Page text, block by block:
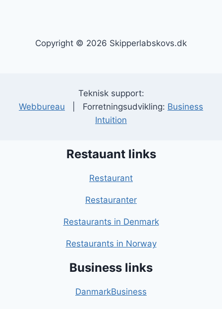
Copyright © 2026 Skipperlabskovs.dk
Teknisk support:
Webbureau | Forretningsudvikling: Business
Intuition
Restauant links
Restaurant
Restauranter
Restaurants in Denmark
Restaurants in Norway
Business links
DanmarkBusiness